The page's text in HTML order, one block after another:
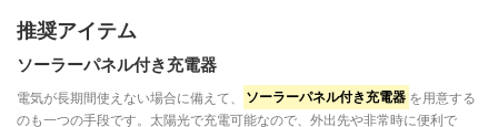
推奨アイテム
ソーラーパネル付き充電器
電気が長期間使えない場合に備えて、
ソーラーパネル付き充電器 を用意する
のも一つの手段です。太陽光で充電可能なので、外出先や非常時に便利で